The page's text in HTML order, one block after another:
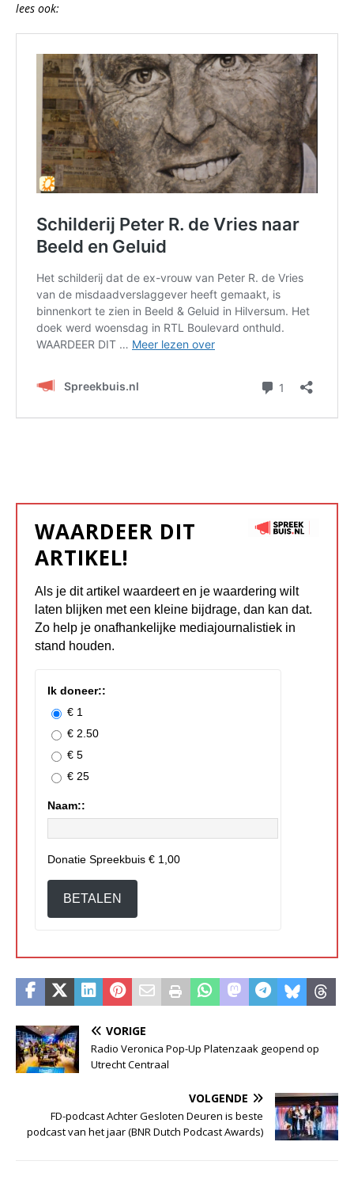
lees ook:
WAARDEER DIT
ARTIKEL!
Als je dit artikel waardeert en je waardering wilt
laten blijken met een kleine bijdrage, dan kan dat.
Zo help je onafhankelijke mediajournalistiek in
stand houden.
Ik doneer::
€ 1
€ 2.50
€ 5
€ 25
Naam::
Donatie Spreekbuis € 1,00
BETALEN
VORIGE
Radio Veronica Pop-Up Platenzaak geopend op
Utrecht Centraal
VOLGENDE
FD-podcast Achter Gesloten Deuren is beste
podcast van het jaar (BNR Dutch Podcast Awards)